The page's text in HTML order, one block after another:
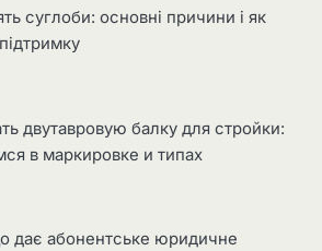
суглоби: основні причини і як
двутавровую балку для стройки:
в маркировке и типах
дає абонентське юридичне